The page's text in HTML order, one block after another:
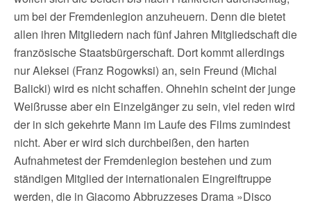
um bei der Fremdenlegion anzuheuern. Denn die bietet
allen ihren Mitgliedern nach fünf Jahren Mitgliedschaft die
französische Staatsbürgerschaft. Dort kommt allerdings
nur Aleksei (Franz Rogowksi) an, sein Freund (Michal
Balicki) wird es nicht schaffen. Ohnehin scheint der junge
Weißrusse aber ein Einzelgänger zu sein, viel reden wird
der in sich gekehrte Mann im Laufe des Films zumindest
nicht. Aber er wird sich durchbeißen, den harten
Aufnahmetest der Fremdenlegion bestehen und zum
ständigen Mitglied der internationalen Eingreiftruppe
werden, die in Giacomo Abbruzzeses Drama »Disco